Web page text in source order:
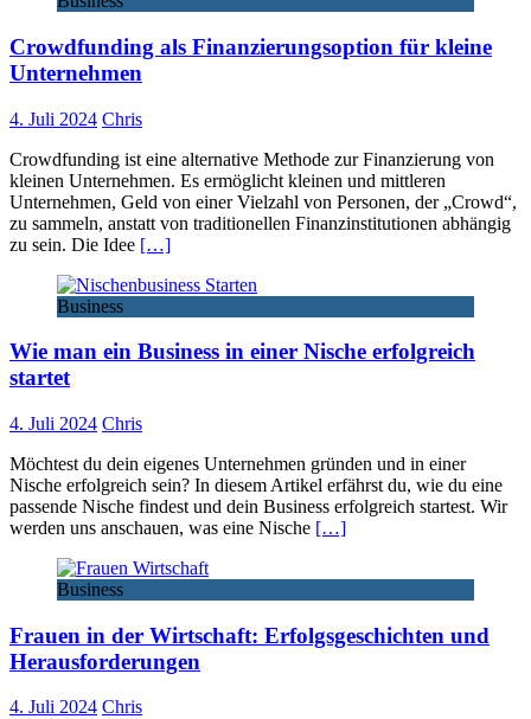
Crowdfunding als Finanzierungsoption für kleine
Unternehmen
4. Juli 2024 Chris
Crowdfunding ist eine alternative Methode zur Finanzierung von
kleinen Unternehmen. Es ermöglicht kleinen und mittleren
Unternehmen, Geld von einer Vielzahl von Personen, der „Crowd“,
zu sammeln, anstatt von traditionellen Finanzinstitutionen abhängig
zu sein. Die Idee […]
Business
Wie man ein Business in einer Nische erfolgreich
startet
4. Juli 2024 Chris
Möchtest du dein eigenes Unternehmen gründen und in einer
Nische erfolgreich sein? In diesem Artikel erfährst du, wie du eine
passende Nische findest und dein Business erfolgreich startest. Wir
werden uns anschauen, was eine Nische […]
Business
Frauen in der Wirtschaft: Erfolgsgeschichten und
Herausforderungen
4. Juli 2024 Chris